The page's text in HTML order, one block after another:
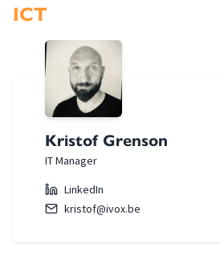
ICT
Kristof Grenson
IT Manager
LinkedIn
kristof@ivox.be